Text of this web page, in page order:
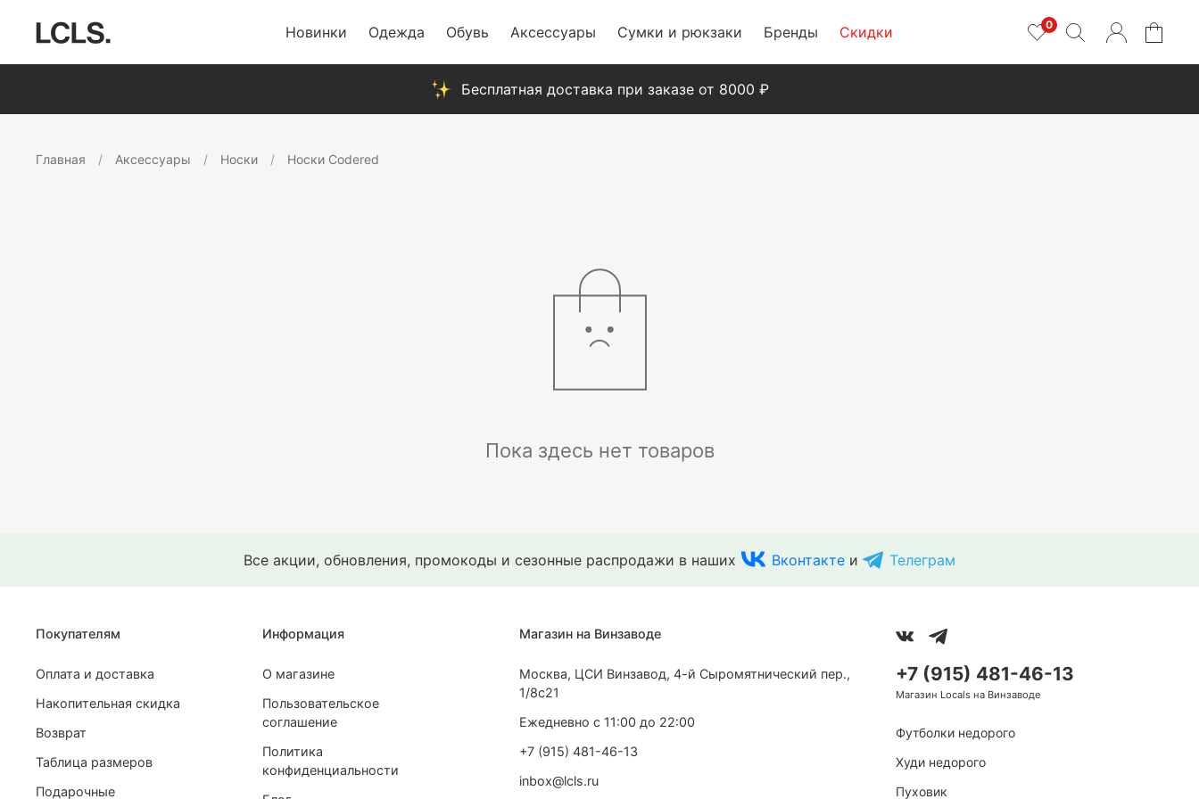
0
Новинки Одежда Обувь Аксессуары Сумки и рюкзаки Бренды Скидки
Бесплатная доставка при заказе от 8000 ₽
Главная Аксессуары Носки Носки Codered
Пока здесь нет товаров
Все акции, обновления, промокоды и сезонные распродажи в наших Вконтакте и Телеграм
Покупателям
Оплата и доставка
Накопительная скидка
Возврат
Таблица размеров
Подарочные
Информация
О магазине
Пользовательское
соглашение
Политика
конфиденциальности
Магазин на Винзаводе
Москва, ЦСИ Винзавод, 4-й Сыромятнический пер.,
1/8с21
Ежедневно с 11:00 до 22:00
+7 (915) 481-46-13
inbox@lcls.ru
+7 (915) 481-46-13
Магазин Locals на Винзаводе
Футболки недорого
Худи недорого
Пуховик